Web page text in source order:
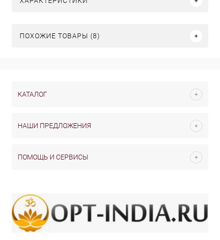
ПОХОЖИЕ ТОВАРЫ (8)
КАТАЛОГ
НАШИ ПРЕДЛОЖЕНИЯ
ПОМОЩЬ И СЕРВИСЫ